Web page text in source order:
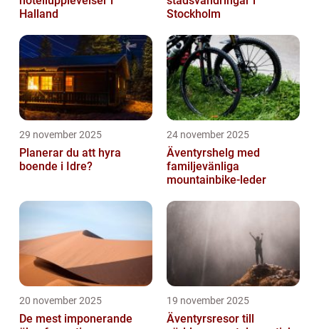
Halland
Stockholm
29 november 2025
Planerar du att hyra
boende i Idre?
24 november 2025
Äventyrshelg med
familjevänliga
mountainbike-leder
20 november 2025
De mest imponerande
19 november 2025
Äventyrsresor till